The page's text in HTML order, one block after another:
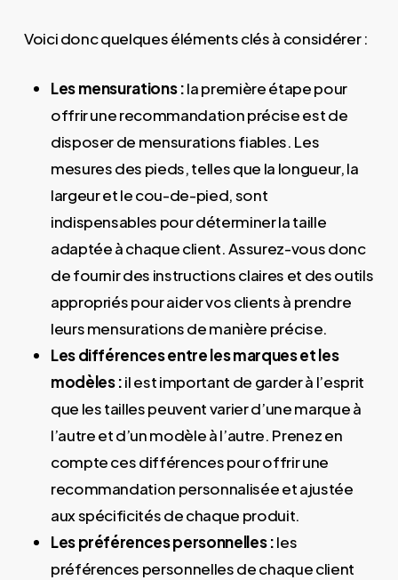
Voici donc quelques éléments clés à considérer :
Les mensurations :la première étape pour
offrir une recommandation précise est de
disposer de mensurations fiables. Les
mesures des pieds, telles que la longueur, la
largeur et le cou-de-pied, sont
indispensables pour déterminer la taille
adaptée à chaque client. Assurez-vous donc
de fournir des instructions claires et des outils
appropriés pour aider vos clients à prendre
leurs mensurations de manière précise.
Les différences entre les marques et les
modèles :il est important de garder à l’esprit
que les tailles peuvent varier d’une marque à
l’autre et d’un modèle à l’autre. Prenez en
compte ces différences pour offrir une
recommandation personnalisée et ajustée
aux spécificités de chaque produit.
Les préférences personnelles :les
préférences personnelles de chaque client